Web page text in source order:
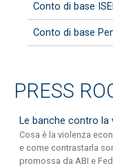
Conto di base
Conto di base
PRESS
Le banche contro
Cosa è la violenza
e come contrastarla
promossa da ABI e